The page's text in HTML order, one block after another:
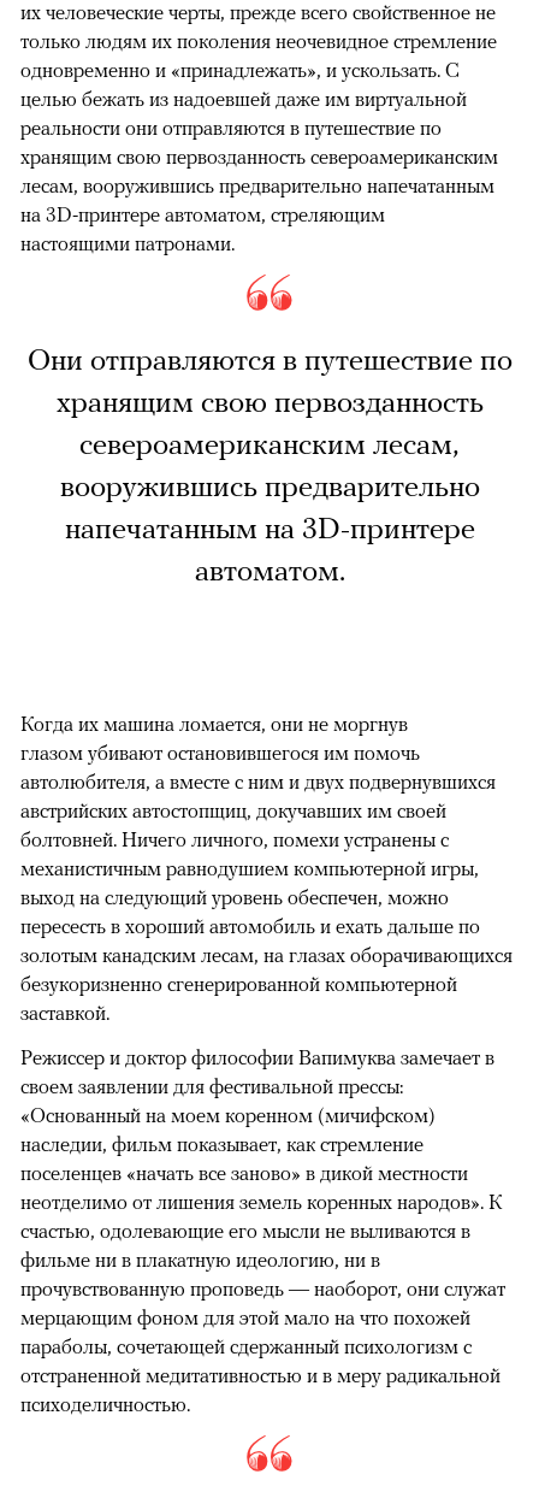
их человеческие черты, прежде всего свойственное не
только людям их поколения неочевидное стремление
одновременно и «принадлежать», и ускользать. С
целью бежать из надоевшей даже им виртуальной
реальности они отправляются в путешествие по
хранящим свою первозданность североамериканским
лесам, вооружившись предварительно напечатанным
на 3D-принтере автоматом, стреляющим
настоящими патронами.
Они отправляются в путешествие по
хранящим свою первозданность
североамериканским лесам,
вооружившись предварительно
напечатанным на 3D-принтере
автоматом.
Когда их машина ломается, они не моргнув
глазом убивают остановившегося им помочь
автолюбителя, а вместе с ним и двух подвернувшихся
австрийских автостопщиц, докучавших им своей
болтовней. Ничего личного, помехи устранены с
механистичным равнодушием компьютерной игры,
выход на следующий уровень обеспечен, можно
пересесть в хороший автомобиль и ехать дальше по
золотым канадским лесам, на глазах оборачивающихся
безукоризненно сгенерированной компьютерной
заставкой.
Режиссер и доктор философии Вапимуква замечает в
своем заявлении для фестивальной прессы:
«Основанный на моем коренном (мичифском)
наследии, фильм показывает, как стремление
поселенцев «начать все заново» в дикой местности
неотделимо от лишения земель коренных народов». К
счастью, одолевающие его мысли не выливаются в
фильме ни в плакатную идеологию, ни в
прочувствованную проповедь — наоборот, они служат
мерцающим фоном для этой мало на что похожей
параболы, сочетающей сдержанный психологизм с
отстраненной медитативностью и в меру радикальной
психоделичностью.